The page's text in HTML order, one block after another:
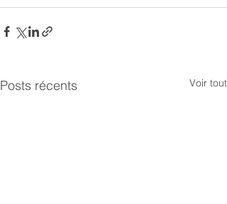
Posts récents Voir tout